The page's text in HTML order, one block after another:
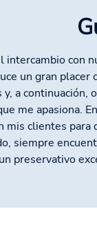
intercambio con
un gran placer
a
me apasiona.
mis clientes
siempre
preservativo